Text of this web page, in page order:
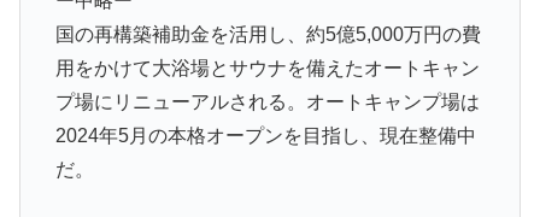
日帰り入浴施設として12月10日にオープンするの
は、米沢市板谷の五色温泉。福島との県境近くの
山の中にあり、秘湯のひとつとして知られてい
る。